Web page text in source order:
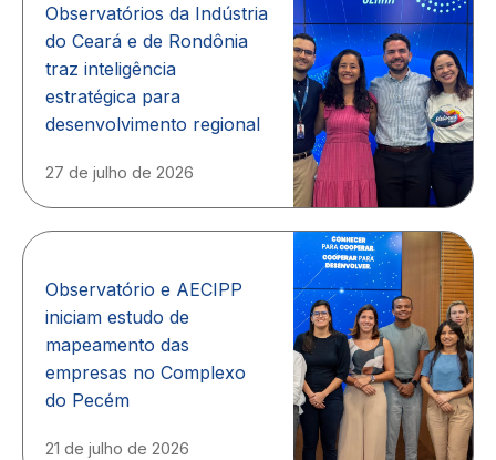
Observatórios da Indústria
do Ceará e de Rondônia
traz inteligência
estratégica para
desenvolvimento regional
27 de julho de 2026
Observatório e AECIPP
iniciam estudo de
mapeamento das
empresas no Complexo
do Pecém
21 de julho de 2026